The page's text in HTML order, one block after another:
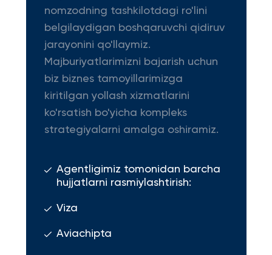
nomzodning tashkilotdagi ro'lini
belgilaydigan boshqaruvchi qidiruv
jarayonini qo'llaymiz.
Majburiyatlarimizni bajarish uchun
biz biznes tamoyillarimizga
kiritilgan yollash xizmatlarini
ko'rsatish bo'yicha kompleks
strategiyalarni amalga oshiramiz.
Agentligimiz tomonidan barcha
hujjatlarni rasmiylashtirish:
Viza
Aviachipta